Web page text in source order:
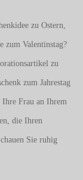
zu Ostern,
zum Valentinstag?
zu
zum Jahrestag
Frau an Ihrem
die Ihren
Sie ruhig